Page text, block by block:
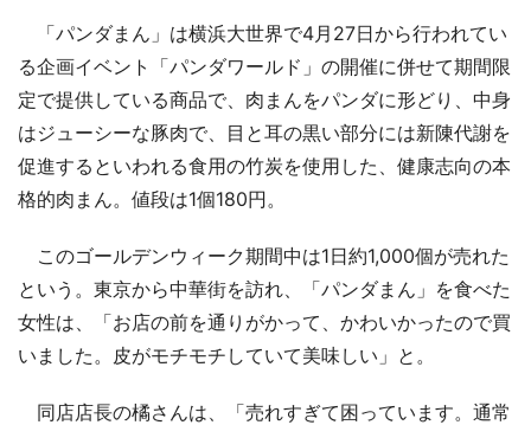
「パンダまん」は横浜大世界で4月27日から行われてい
る企画イベント「パンダワールド」の開催に併せて期間限
定で提供している商品で、肉まんをパンダに形どり、中身
はジューシーな豚肉で、目と耳の黒い部分には新陳代謝を
促進するといわれる食用の竹炭を使用した、健康志向の本
格的肉まん。値段は1個180円。
このゴールデンウィーク期間中は1日約1,000個が売れた
という。東京から中華街を訪れ、「パンダまん」を食べた
女性は、「お店の前を通りがかって、かわいかったので買
いました。皮がモチモチしていて美味しい」と。
同店店長の橘さんは、「売れすぎて困っています。通常